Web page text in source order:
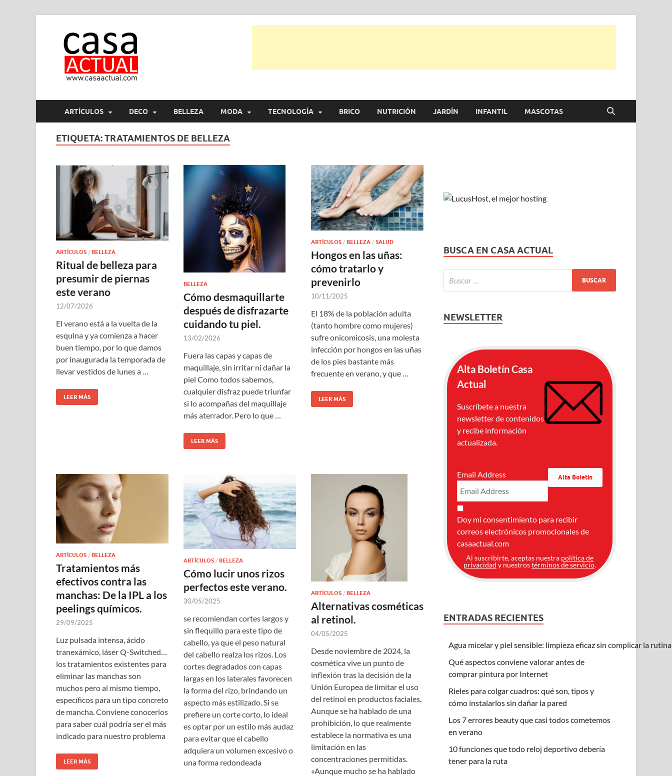
ARTÍCULOS DECO BELLEZA MODA TECNOLOGÍA BRICO NUTRICIÓN JARDÍN INFANTIL MASCOTAS
ETIQUETA:TRATAMIENTOS DE BELLEZA
ARTÍCULOS / BELLEZA
Ritual de belleza para
presumir de piernas
este verano
12/07/2026
El verano está a la vuelta de la
esquina y ya comienza a hacer
buen tiempo, por lo que damos
por inaugurada la temporada de
llevar vestidos de lunes a …
LEER MÁS
BELLEZA
Cómo desmaquillarte
después de disfrazarte
cuidando tu piel.
13/02/2026
Fuera las capas y capas de
maquillaje, sin irritar ni dañar la
piel Como todos sabemos,
cualquier disfraz puede triunfar
si lo acompañas del maquillaje
más aterrador. Pero lo que …
LEER MÁS
ARTÍCULOS / BELLEZA / SALUD
Hongos en las uñas:
cómo tratarlo y
prevenirlo
10/11/2025
El 18% de la población adulta
(tanto hombre como mujeres)
sufre onicomicosis, una molesta
infección por hongos en las uñas
de los pies bastante más
frecuente en verano, y que …
LEER MÁS
ARTÍCULOS / BELLEZA
Tratamientos más
efectivos contra las
manchas: De la IPL a los
peelings químicos.
29/09/2025
Luz pulsada intensa, ácido
tranexámico, láser Q-Switched…
los tratamientos existentes para
eliminar las manchas son
muchos pero al mismo tiempo,
específicos para un tipo concreto
de mancha. Conviene conocerlos
para saber cuál podría ser el más
indicado para nuestro problema
LEER MÁS
ARTÍCULOS / BELLEZA
Cómo lucir unos rizos
perfectos este verano.
30/05/2025
se recomiendan cortes largos y
sin flequillo para este tipo de
cabello, ya que el peso natural
del cabello realza los rizos. Los
cortes degradados con capas
largas en los laterales favorecen
la forma del rizo, brindando un
aspecto más estilizado. Si se
prefiere un corte corto, lo ideal
es optar por un estilo más audaz
para evitar que el cabello
adquiera un volumen excesivo o
una forma redondeada
ARTÍCULOS / BELLEZA
Alternativas cosméticas
al retinol.
04/05/2025
Desde noviembre de 2024, la
cosmética vive un punto de
inflexión tras la decisión de la
Unión Europea de limitar el uso
del retinol en productos faciales.
Aunque se ha hablado de una
prohibición, lo que realmente
establece la normativa es una
limitación en las
concentraciones permitidas.
«Aunque mucho se ha hablado
BUSCA EN CASA ACTUAL
NEWSLETTER
Alta Boletín Casa
Actual
Suscríbete a nuestra
newsletter de contenidos
y recibe información
actualizada.
Email Address
Doy mi consentimiento para recibir
correos electrónicos promocionales de
casaactual.com
Al suscribirte, aceptas nuestra política de
privacidad y nuestrostérminos de servicio.
ENTRADAS RECIENTES
Agua micelar y piel sensible: limpieza eficaz sin complicar la
Qué aspectos conviene valorar antes de
comprar pintura por Internet
Rieles para colgar cuadros: qué son, tipos y
cómo instalarlos sin dañar la pared
Los 7 errores beauty que casi todos cometemos
en verano
10 funciones que todo reloj deportivo debería
tener para la ruta